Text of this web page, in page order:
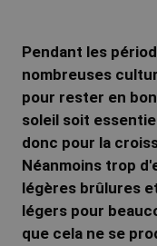
B
n
Pendant les
nombreuses
pour rester en
soleil soit
donc pour la
Néanmoins trop
légères brûlures
légers pour
que cela ne se